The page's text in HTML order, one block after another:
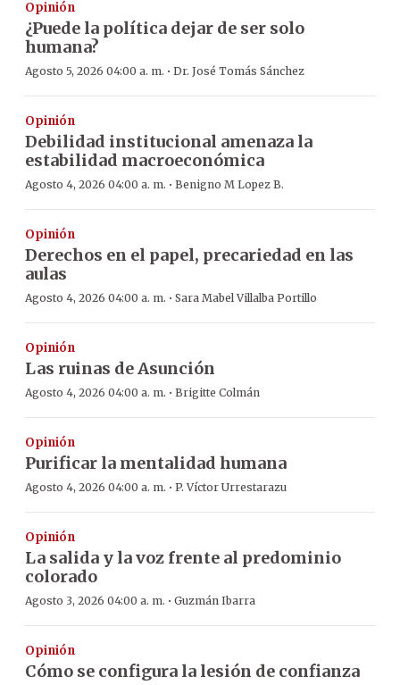
Opinión
¿Puede la política dejar de ser solo
humana?
Agosto 5, 2026 04:00 a. m. · Dr. José Tomás Sánchez
Opinión
Debilidad institucional amenaza la
estabilidad macroeconómica
Agosto 4, 2026 04:00 a. m. · Benigno M Lopez B.
Opinión
Derechos en el papel, precariedad en las
aulas
Agosto 4, 2026 04:00 a. m. · Sara Mabel Villalba Portillo
Opinión
Las ruinas de Asunción
Agosto 4, 2026 04:00 a. m. · Brigitte Colmán
Opinión
Purificar la mentalidad humana
Agosto 4, 2026 04:00 a. m. · P. Víctor Urrestarazu
Opinión
La salida y la voz frente al predominio
colorado
Agosto 3, 2026 04:00 a. m. · Guzmán Ibarra
Opinión
Cómo se configura la lesión de confianza